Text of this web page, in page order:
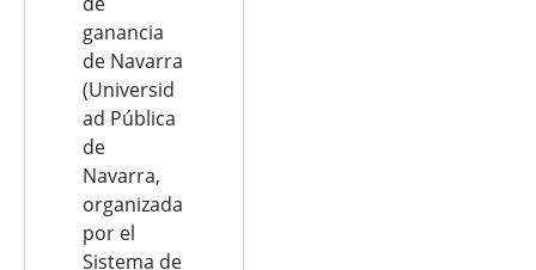
ganancia
de Navarra
(Universid
ad Pública
de
Navarra,
organizada
por el
Sistema de